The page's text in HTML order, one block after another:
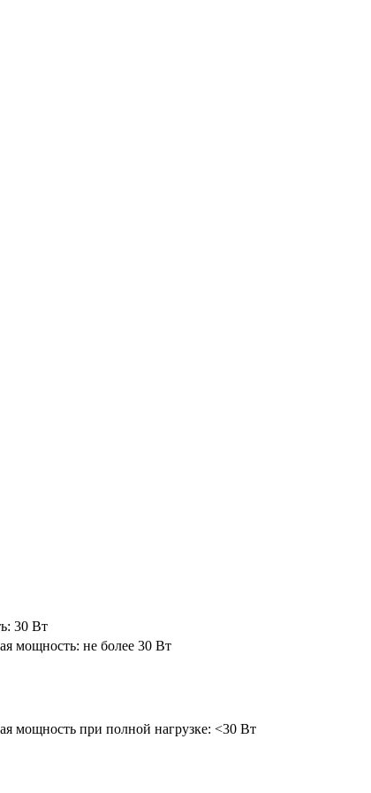
30 Вт
мощность: не более 30 Вт
мощность при полной нагрузке: <30 Вт